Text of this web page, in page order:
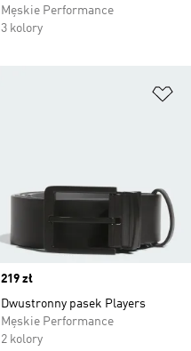
Męskie Performance
3 kolory
Price
219 zł
Dwustronny pasek Players
Męskie Performance
2 kolory